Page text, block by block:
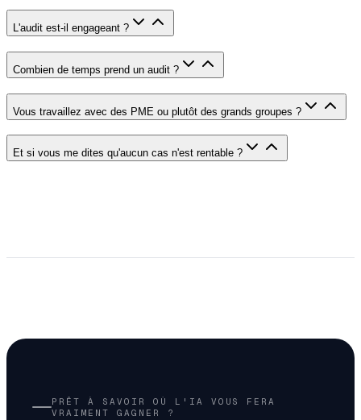
L'audit est-il engageant ?
Combien de temps prend un audit ?
Vous travaillez avec des PME ou plutôt des grands groupes ?
Et si vous me dites qu'aucun cas n'est rentable ?
PRÊT À SAVOIR OÙ L'IA VOUS FERA
VRAIMENT GAGNER ?